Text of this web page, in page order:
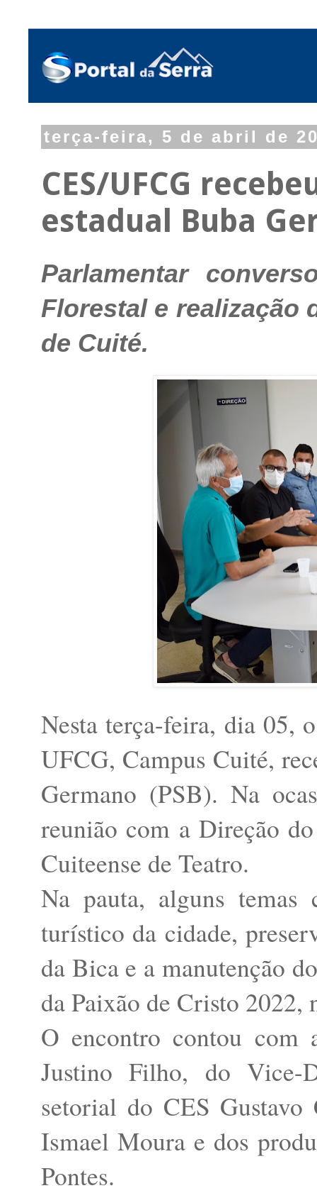
terça-feira, 5 de abril de
CES/UFCG
estadual Buba
Parlamentar
Florestal e realização
de Cuité.
Nesta terça-feira, dia 05,
UFCG, Campus Cuité,
Germano (PSB). Na
reunião com a Direção
Cuiteense de Teatro.
Na pauta, alguns temas
turístico da cidade,
da Bica e a manutenção
da Paixão de Cristo 2022,
O encontro contou com
Justino Filho, do Vice-
setorial do CES
Ismael Moura e dos
Pontes.